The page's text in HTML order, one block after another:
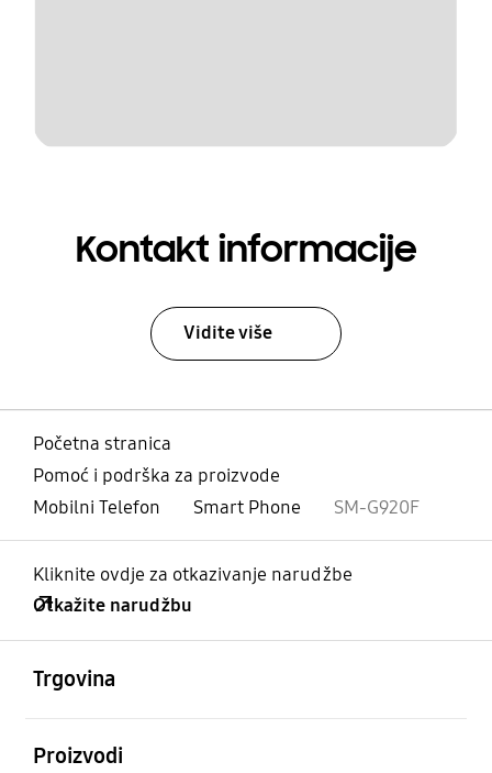
Kontakt informacije
Vidite više
Početna stranica
Pomoć i podrška za proizvode
Mobilni Telefon
Smart Phone SM-G920F
Kliknite ovdje za otkazivanje narudžbe
Otkažite narudžbu
Trgovina
Proizvodi